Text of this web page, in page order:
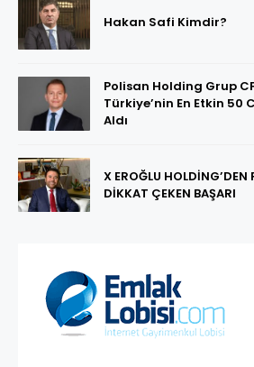
Hakan Safi Kimdir?
Polisan Holding Grup
Türkiye’nin En Etkin 50
Aldı
X EROĞLU HOLDİNG’DEN
DİKKAT ÇEKEN BAŞARI